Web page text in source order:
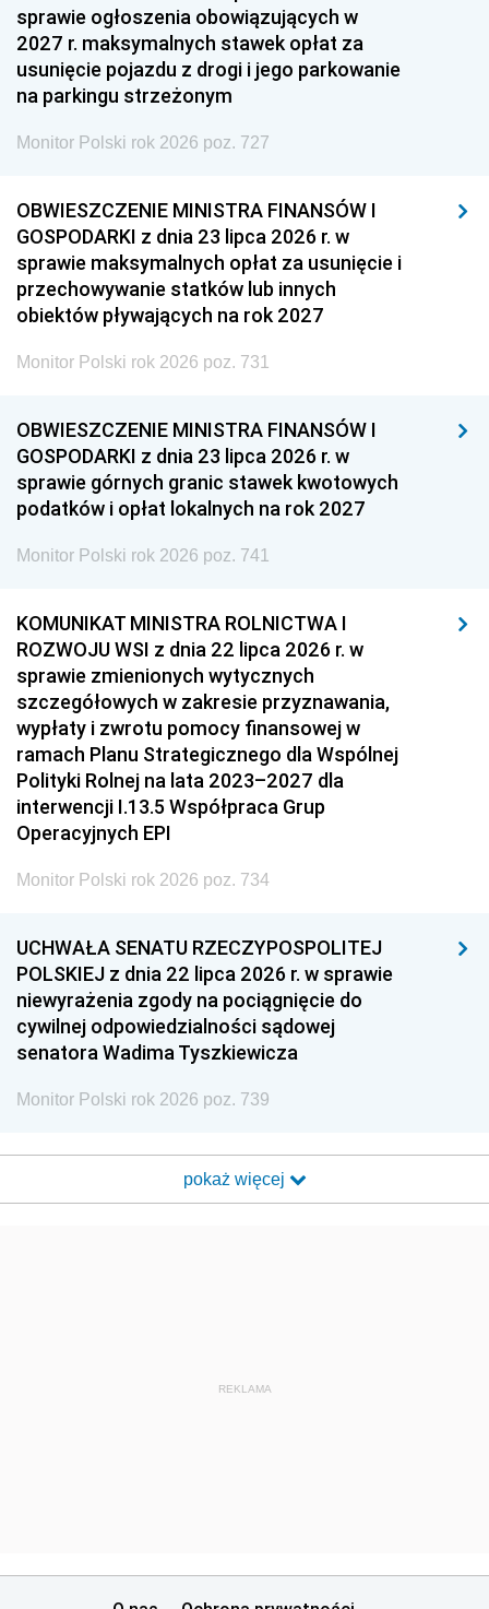
sprawie ogłoszenia obowiązujących w
2027 r. maksymalnych stawek opłat za
usunięcie pojazdu z drogi i jego parkowanie
na parkingu strzeżonym
Monitor Polski rok 2026 poz. 727
OBWIESZCZENIE MINISTRA FINANSÓW I
GOSPODARKI z dnia 23 lipca 2026 r. w
sprawie maksymalnych opłat za usunięcie i
przechowywanie statków lub innych
obiektów pływających na rok 2027
Monitor Polski rok 2026 poz. 731
OBWIESZCZENIE MINISTRA FINANSÓW I
GOSPODARKI z dnia 23 lipca 2026 r. w
sprawie górnych granic stawek kwotowych
podatków i opłat lokalnych na rok 2027
Monitor Polski rok 2026 poz. 741
KOMUNIKAT MINISTRA ROLNICTWA I
ROZWOJU WSI z dnia 22 lipca 2026 r. w
sprawie zmienionych wytycznych
szczegółowych w zakresie przyznawania,
wypłaty i zwrotu pomocy finansowej w
ramach Planu Strategicznego dla Wspólnej
Polityki Rolnej na lata 2023–2027 dla
interwencji I.13.5 Współpraca Grup
Operacyjnych EPI
Monitor Polski rok 2026 poz. 734
UCHWAŁA SENATU RZECZYPOSPOLITEJ
POLSKIEJ z dnia 22 lipca 2026 r. w sprawie
niewyrażenia zgody na pociągnięcie do
cywilnej odpowiedzialności sądowej
senatora Wadima Tyszkiewicza
Monitor Polski rok 2026 poz. 739
pokaż więcej
REKLAMA